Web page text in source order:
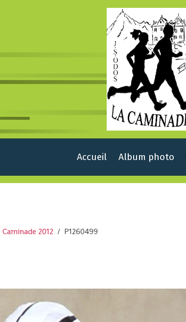
Accueil Album photo
Caminade 2012 P1260499